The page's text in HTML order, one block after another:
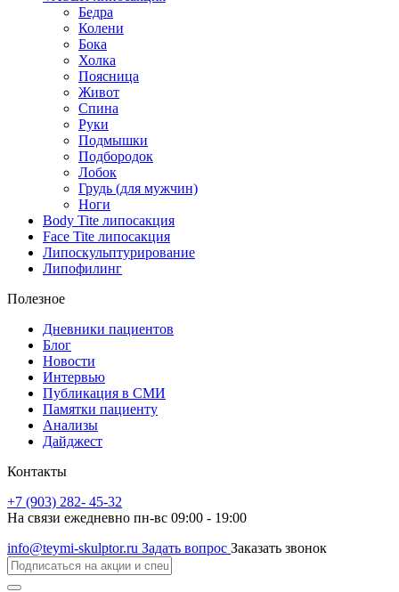
Бедра
Колени
Бока
Холка
Поясница
Живот
Спина
Руки
Подмышки
Подбородок
Лобок
Грудь (для мужчин)
Ноги
Body Tite липосакция
Face Tite липосакция
Липоскульптурирование
Липофилинг
Полезное
Дневники пациентов
Блог
Новости
Интервью
Публикация в СМИ
Памятки пациенту
Анализы
Дайджест
Контакты
+7 (903) 282- 45-32
На связи ежедневно пн-вс 09:00 - 19:00
info@teymi-skulptor.ru Задать вопрос Заказать звонок